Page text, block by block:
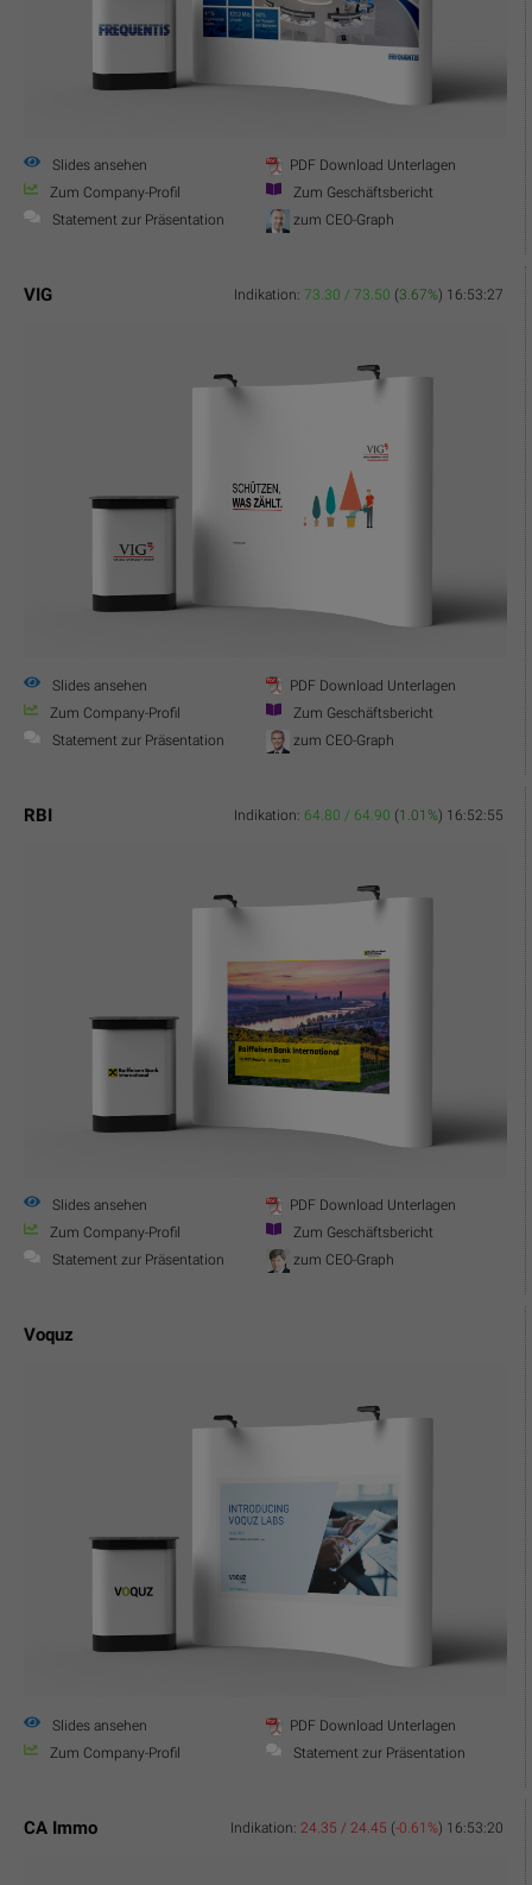
Slides ansehen
PDF Download Unterlagen
Zum Company-Profil
Zum Geschäftsbericht
Statement zur Präsentation
zum CEO-Graph
VIG Indikation: 73.30 / 73.50 (3.67%) 16:53:27
Slides ansehen
PDF Download Unterlagen
Zum Company-Profil
Zum Geschäftsbericht
Statement zur Präsentation
zum CEO-Graph
RBI Indikation: 64.80 / 64.90 (1.01%) 16:52:55
Slides ansehen
PDF Download Unterlagen
Zum Company-Profil
Zum Geschäftsbericht
Statement zur Präsentation
zum CEO-Graph
Voquz
Slides ansehen
PDF Download Unterlagen
Zum Company-Profil
Statement zur Präsentation
CA Immo Indikation: 24.35 / 24.45 (-0.61%) 16:53:20